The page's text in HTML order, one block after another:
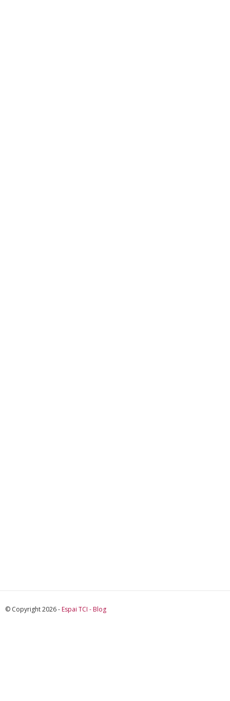
© Copyright 2026 - Espai TCI - Blog